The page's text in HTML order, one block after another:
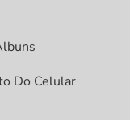
Do Celular